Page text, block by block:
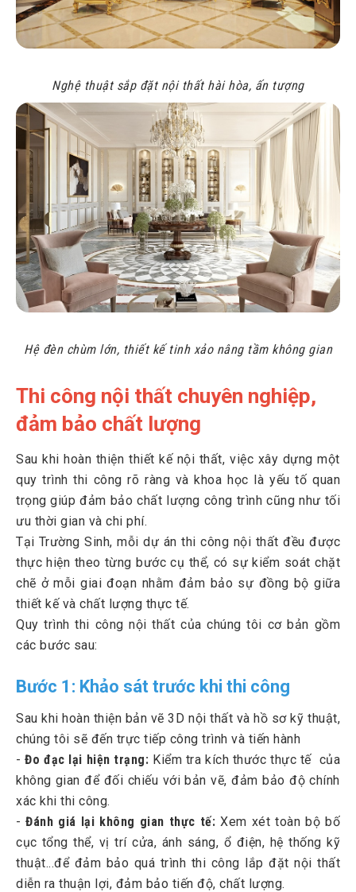
Nghệ thuật sắp đặt nội thất hài hòa, ấn tượng
Hệ đèn chùm lớn, thiết kế tinh xảo nâng tầm không gian
Thi công nội thất chuyên nghiệp,
đảm bảo chất lượng
Sau khi hoàn thiện thiết kế nội thất, việc xây dựng một
quy trình thi công rõ ràng và khoa học là yếu tố quan
trọng giúp đảm bảo chất lượng công trình cũng như tối
ưu thời gian và chi phí.
Tại Trường Sinh, mỗi dự án thi công nội thất đều được
thực hiện theo từng bước cụ thể, có sự kiểm soát chặt
chẽ ở mỗi giai đoạn nhằm đảm bảo sự đồng bộ giữa
thiết kế và chất lượng thực tế.
Quy trình thi công nội thất của chúng tôi cơ bản gồm
các bước sau:
Bước 1: Khảo sát trước khi thi công
Sau khi hoàn thiện bản vẽ 3D nội thất và hồ sơ kỹ thuật,
chúng tôi sẽ đến trực tiếp công trình và tiến hành
-Đo đạc lại hiện trạng: Kiểm tra kích thước thực tế của
không gian để đối chiếu với bản vẽ, đảm bảo độ chính
xác khi thi công.
-Đánh giá lại không gian thực tế:Xem xét toàn bộ bố
cục tổng thể, vị trí cửa, ánh sáng, ổ điện, hệ thống kỹ
thuật...để đảm bảo quá trình thi công lắp đặt nội thất
diễn ra thuận lợi, đảm bảo tiến độ, chất lượng.